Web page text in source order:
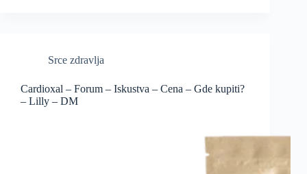
Srce zdravlja
Cardioxal – Forum – Iskustva – Cena – Gde kupiti?
– Lilly – DM